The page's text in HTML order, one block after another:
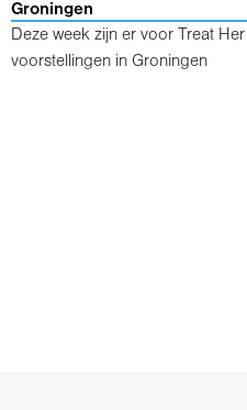
Groningen
Deze week zijn er voor Treat
voorstellingen in Groningen